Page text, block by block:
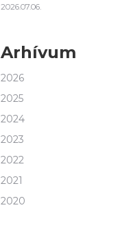
2026.07.06.
Arhívum
2026
2025
2024
2023
2022
2021
2020